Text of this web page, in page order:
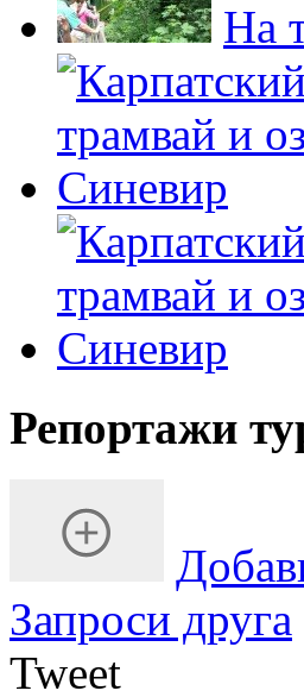
На
Репортажи
Запроси друга
Tweet